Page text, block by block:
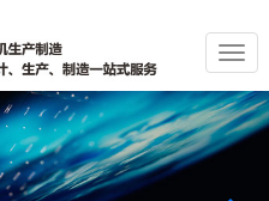
切
换
导
航